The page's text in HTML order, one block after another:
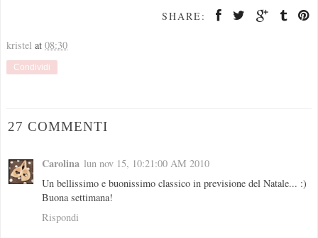
SHARE:
kristel at 08:30
Condividi
27 COMMENTI
Carolina lun nov 15, 10:21:00 AM 2010
Un bellissimo e buonissimo classico in previsione del Natale... :)
Buona settimana!
Rispondi